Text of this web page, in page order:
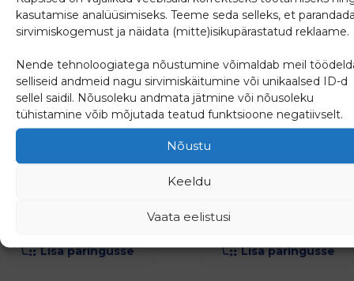
kasutamise analüüsimiseks. Teeme seda selleks, et
sirvimiskogemust ja näidata (mitte)isikupärastatud reklaame.
Nende tehnoloogiatega nõustumine võimaldab meil
selliseid andmeid nagu sirvimiskäitumine või unikaalsed ID-d
sellel saidil. Nõusoleku andmata jätmine või nõusoleku
tühistamine võib mõjutada teatud funktsioone negatiivselt.
Nõustu
Keeldu
Vaata eelistusi
Käterätikuivati
Lisa päringusse
Käterätikuivati Flores
CH 1205
(941.94
Lisa päringusse